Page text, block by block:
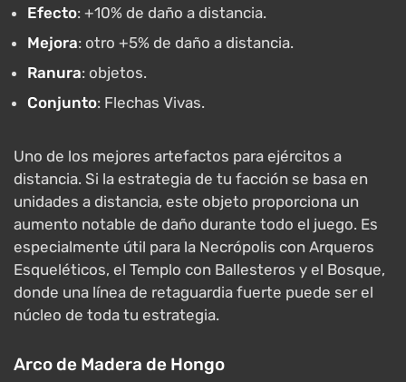
Efecto: +10% de daño a distancia.
Mejora: otro +5% de daño a distancia.
Ranura: objetos.
Conjunto: Flechas Vivas.
Uno de los mejores artefactos para ejércitos a
distancia. Si la estrategia de tu facción se basa en
unidades a distancia, este objeto proporciona un
aumento notable de daño durante todo el juego. Es
especialmente útil para la Necrópolis con Arqueros
Esqueléticos, el Templo con Ballesteros y el Bosque,
donde una línea de retaguardia fuerte puede ser el
núcleo de toda tu estrategia.
Arco de Madera de Hongo